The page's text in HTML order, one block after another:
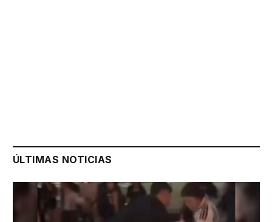
ÚLTIMAS NOTICIAS